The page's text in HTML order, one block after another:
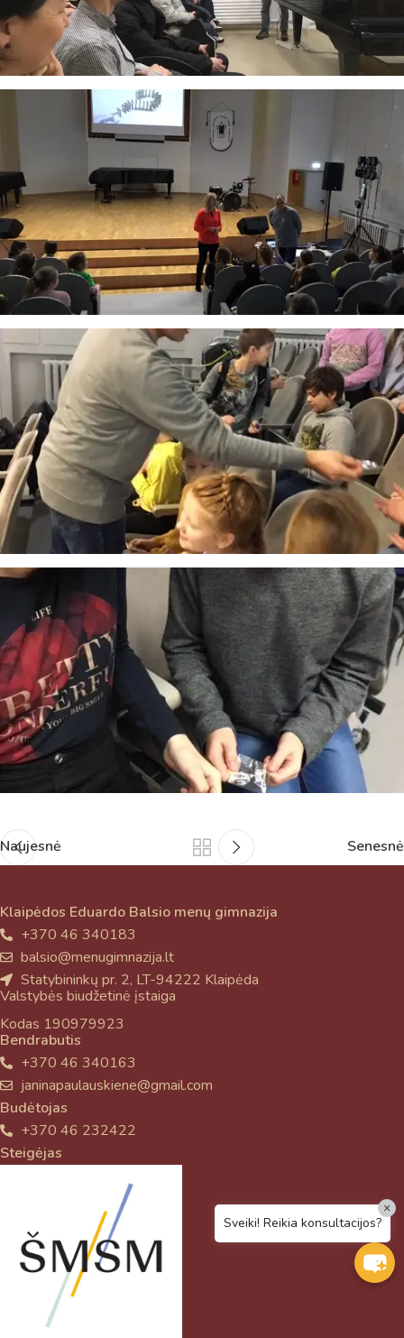
Naujesnė Senesnė
Klaipėdos Eduardo Balsio menų gimnazija
+370 46 340183
balsio@menugimnazija.lt
Statybininkų pr. 2, LT-94222 Klaipėda
Valstybės biudžetinė įstaiga
Kodas 190979923
Bendrabutis
+370 46 340163
janinapaulauskiene@gmail.com
Budėtojas
+370 46 232422
Steigėjas
Sveiki! Reikia konsultacijos?
×